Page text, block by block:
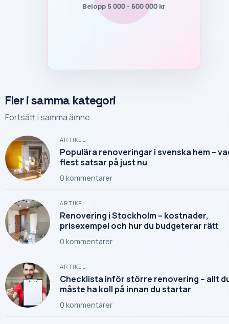
Belopp 5 000 - 600 000 kr
Fler i samma kategori
Fortsätt i samma ämne.
ARTIKEL
Populära renoveringar i svenska hem –
flest satsar på just nu
0 kommentarer
ARTIKEL
Renovering i Stockholm – kostnader,
prisexempel och hur du budgeterar rätt
0 kommentarer
ARTIKEL
Checklista inför större renovering – allt
måste ha koll på innan du startar
0 kommentarer